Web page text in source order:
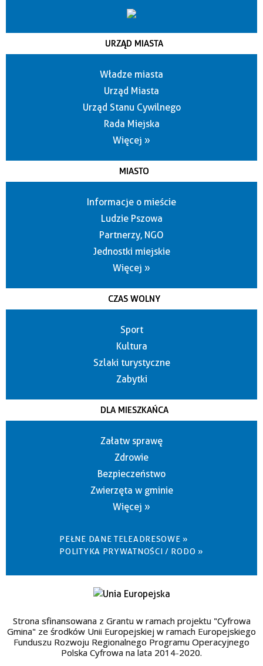
URZĄD MIASTA
Władze miasta
Urząd Miasta
Urząd Stanu Cywilnego
Rada Miejska
Więcej »
MIASTO
Informacje o mieście
Ludzie Pszowa
Partnerzy, NGO
Jednostki miejskie
Więcej »
CZAS WOLNY
Sport
Kultura
Szlaki turystyczne
Zabytki
DLA MIESZKAŃCA
Załatw sprawę
Zdrowie
Bezpieczeństwo
Zwierzęta w gminie
Więcej »
PEŁNE DANE TELEADRESOWE »
POLITYKA PRYWATNOŚCI / RODO »
Strona sfinansowana z Grantu w ramach projektu "Cyfrowa
Gmina" ze środków Unii Europejskiej w ramach Europejskiego
Funduszu Rozwoju Regionalnego Programu Operacyjnego
Polska Cyfrowa na lata 2014-2020.